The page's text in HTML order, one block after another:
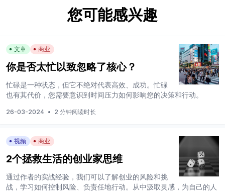
您可能感兴趣
文章 商业
你是否太忙以致忽略了核心？
忙碌是一种状态，但它不绝对代表高效、成功。忙碌
也有其代价，您需要意识到时间压力如何影响您的决策和行动。
26-03-2024 • 2 分钟阅读时长
视频 商业
2个拯救生活的创业家思维
通过作者的实战经验，我们可以了解创业的风险和挑
战，学习如何控制风险、负责任地行动。从中汲取灵感，为自己的人